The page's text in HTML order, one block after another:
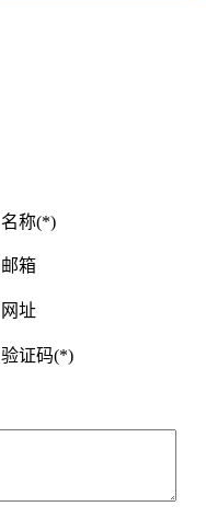
名称(*)
邮箱
网址
验证码(*)